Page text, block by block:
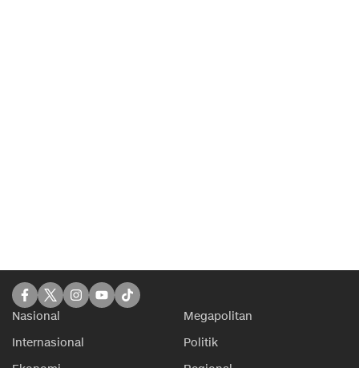
Nasional
Megapolitan
Internasional
Politik